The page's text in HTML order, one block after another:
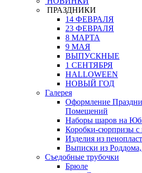
ПРАЗДНИКИ
14 ФЕВРАЛЯ
23 ФЕВРАЛЯ
8 МАРТА
9 МАЯ
ВЫПУСКНЫЕ
1 СЕНТЯБРЯ
HALLOWEEN
НОВЫЙ ГОД
Галерея
Оформление
Помещений
Наборы шаров на
Коробки-сюрпризы с
Изделия из
Выписки из
Съедобные трубочки
Брюле